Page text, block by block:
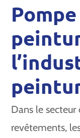
Dans le secteur
revêtements,